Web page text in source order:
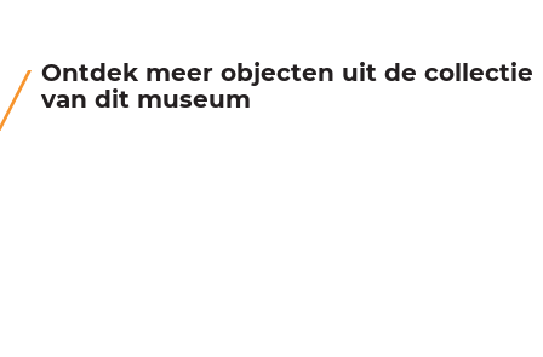
Ontdek meer objecten uit de collectie
van dit museum